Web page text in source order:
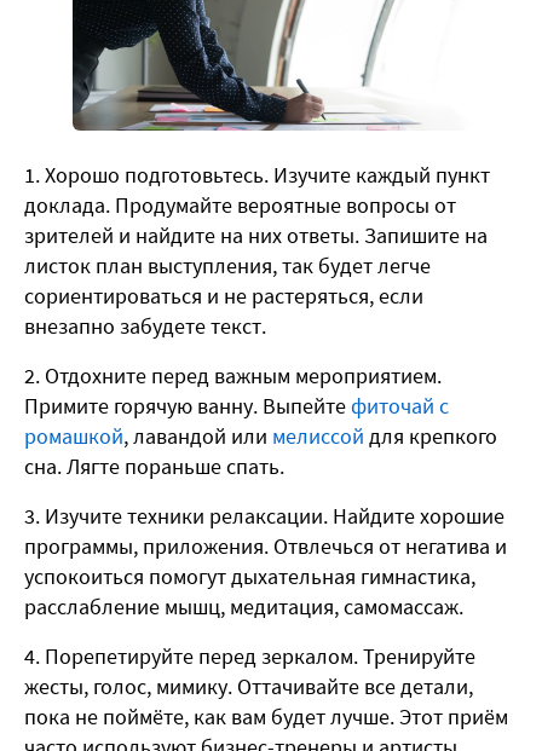
Хорошо подготовьтесь. Изучите каждый пункт
доклада. Продумайте вероятные вопросы от
зрителей и найдите на них ответы. Запишите на
листок план выступления, так будет легче
сориентироваться и не растеряться, если
внезапно забудете текст.
Отдохните перед важным мероприятием.
Примите горячую ванну. Выпейтефиточай с
ромашкой, лавандой или мелиссой для крепкого
сна. Лягте пораньше спать.
Изучите техники релаксации. Найдите хорошие
программы, приложения. Отвлечься от негатива и
успокоиться помогут дыхательная гимнастика,
расслабление мышц, медитация, самомассаж.
Порепетируйте перед зеркалом. Тренируйте
жесты, голос, мимику. Оттачивайте все детали,
пока не поймёте, как вам будет лучше. Этот приём